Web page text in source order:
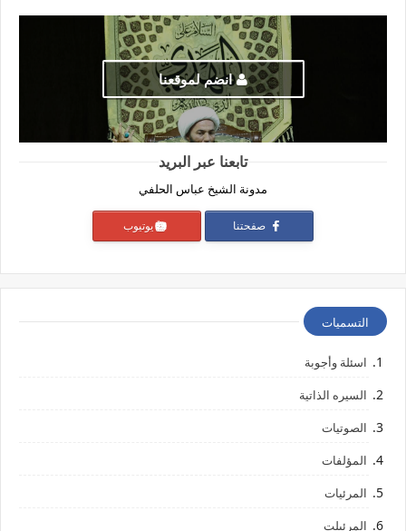
انضم لموقعنا
تابعنا عبر البريد
مدونة الشيخ عباس الحلفي
صفحتنا يوتيوب
التسميات
اسئلة وأجوبة
السيره الذاتية
الصوتيات
المؤلفات
المرئيات
المرئيلت